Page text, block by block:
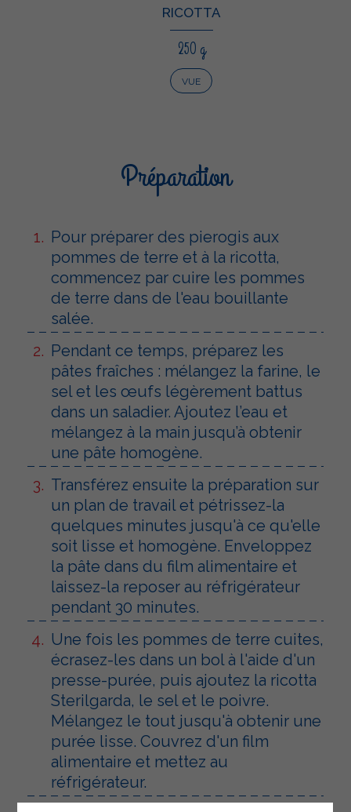
RICOTTA
250 g
VUE
Préparation
Pour préparer des pierogis aux
pommes de terre et à la ricotta,
commencez par cuire les pommes
de terre dans de l'eau bouillante
salée.
Pendant ce temps, préparez les
pâtes fraîches : mélangez la farine, le
sel et les œufs légèrement battus
dans un saladier. Ajoutez l’eau et
mélangez à la main jusqu’à obtenir
une pâte homogène.
Transférez ensuite la préparation sur
un plan de travail et pétrissez-la
quelques minutes jusqu'à ce qu'elle
soit lisse et homogène. Enveloppez
la pâte dans du film alimentaire et
laissez-la reposer au réfrigérateur
pendant 30 minutes.
Une fois les pommes de terre cuites,
écrasez-les dans un bol à l'aide d'un
presse-purée, puis ajoutez la ricotta
Sterilgarda, le sel et le poivre.
Mélangez le tout jusqu'à obtenir une
purée lisse. Couvrez d'un film
alimentaire et mettez au
réfrigérateur.